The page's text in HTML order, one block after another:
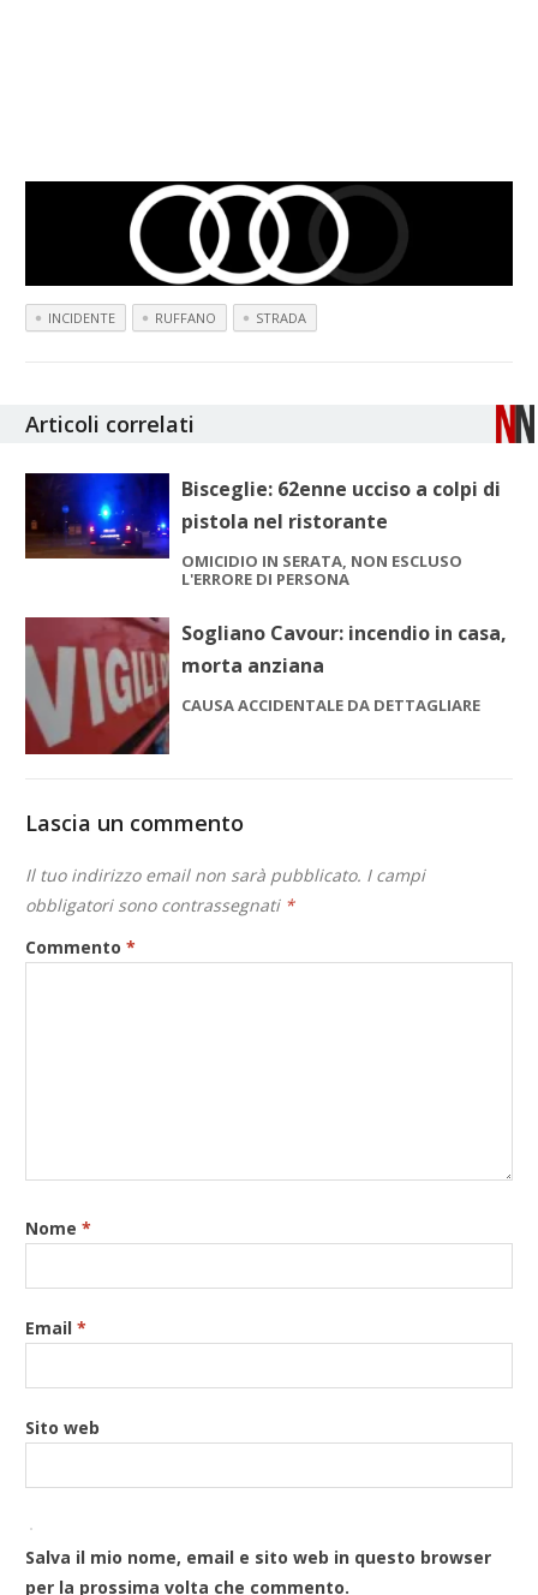
INCIDENTE RUFFANO STRADA
Articoli correlati
Bisceglie: 62enne ucciso a colpi di
pistola nel ristorante
OMICIDIO IN SERATA, NON ESCLUSO
L'ERRORE DI PERSONA
Sogliano Cavour: incendio in casa,
morta anziana
CAUSA ACCIDENTALE DA DETTAGLIARE
Lascia un commento
Il tuo indirizzo email non sarà pubblicato. I campi
obbligatori sono contrassegnati *
Commento*
Nome*
Email*
Sito web
Salva il mio nome, email e sito web in questo browser
per la prossima volta che commento.